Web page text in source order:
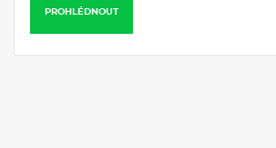
PROHLÉDNOUT